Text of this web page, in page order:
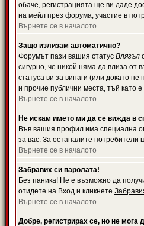
обаче, регистрацията ще ви даде
на мейл през форума, участие в
Върнете се в началото
Защо излизам автоматично?
Форумът пази вашия статус Влязъл
сигурно, че никой няма да влиза от
статуса ви за винаги (или докато
и прочие публични места, тъй като
Върнете се в началото
Не искам името ми да се вижда в
Във вашия профил има специална
за вас. За останалите потребители
Върнете се в началото
Забравих си паролата!
Без паника! Не е възможно да
отидете на Вход и кликнете
Върнете се в началото
Добре, регистрирах се, но не мога